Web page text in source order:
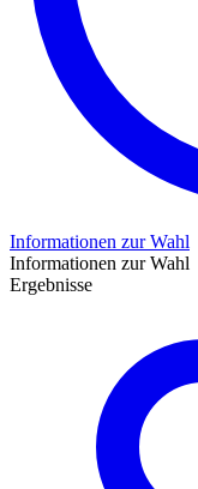
Informationen zur Wahl
Informationen zur Wahl
Ergebnisse